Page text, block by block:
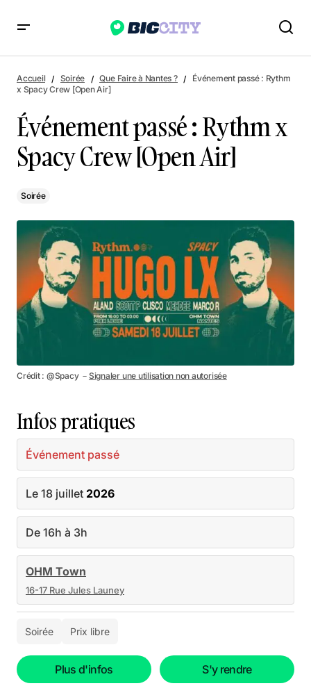
Événement passé : Rythm x Spacy Crew [Open Air]
Accueil Soirée Que Faire à Nantes ?
Événement passé : Rythm
x Spacy Crew [Open Air]
Événement passé : Rythm x
Spacy Crew [Open Air]
Soirée
Crédit : @Spacy － Signaler une utilisation non autorisée
Infos pratiques
Événement passé
Le 18 juillet 2026
De 16h à 3h
OHM Town
16-17 Rue Jules Launey
Soirée Prix libre
Plus d'infos S'y rendre